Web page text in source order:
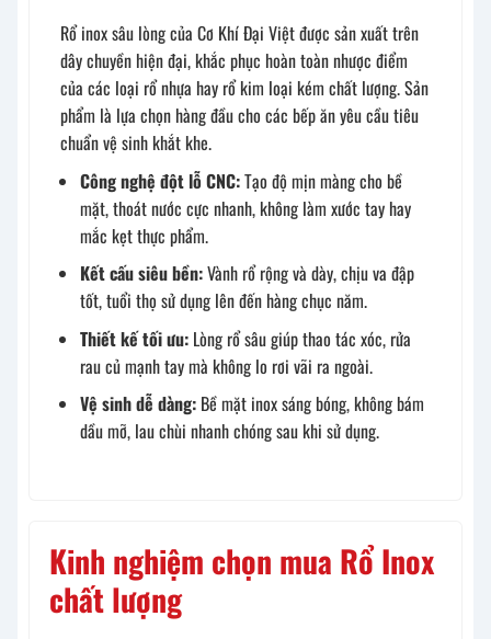
Rổ inox sâu lòng của Cơ Khí Đại Việt được sản xuất trên
dây chuyền hiện đại, khắc phục hoàn toàn nhược điểm
của các loại rổ nhựa hay rổ kim loại kém chất lượng. Sản
phẩm là lựa chọn hàng đầu cho các bếp ăn yêu cầu tiêu
chuẩn vệ sinh khắt khe.
Công nghệ đột lỗ CNC:Tạo độ mịn màng cho bề
mặt, thoát nước cực nhanh, không làm xước tay hay
mắc kẹt thực phẩm.
Kết cấu siêu bền:Vành rổ rộng và dày, chịu va đập
tốt, tuổi thọ sử dụng lên đến hàng chục năm.
Thiết kế tối ưu: Lòng rổ sâu giúp thao tác xóc, rửa
rau củ mạnh tay mà không lo rơi vãi ra ngoài.
Vệ sinh dễ dàng: Bề mặt inox sáng bóng, không bám
dầu mỡ, lau chùi nhanh chóng sau khi sử dụng.
Kinh nghiệm chọn mua Rổ Inox
chất lượng